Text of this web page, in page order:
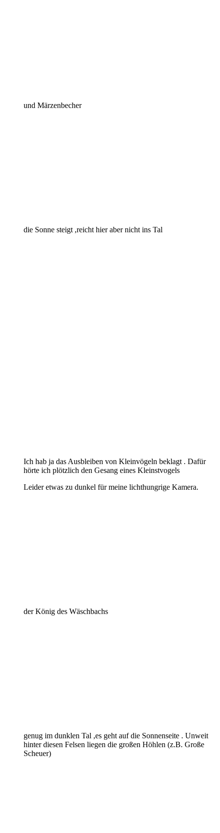
und Märzenbecher
die Sonne steigt ,reicht hier aber nicht ins Tal
Ich hab ja das Ausbleiben von Kleinvögeln beklagt . Dafür
hörte ich plötzlich den Gesang eines Kleinstvogels
Leider etwas zu dunkel für meine lichthungrige Kamera.
der König des Wäschbachs
genug im dunklen Tal ,es geht auf die Sonnenseite . Unweit
hinter diesen Felsen liegen die großen Höhlen (z.B. Große
Scheuer)